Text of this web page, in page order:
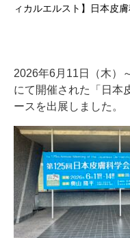
ィカルエルスト】日本皮
2026年6月11日（木）
にて開催された「日本
ースを出展しました。